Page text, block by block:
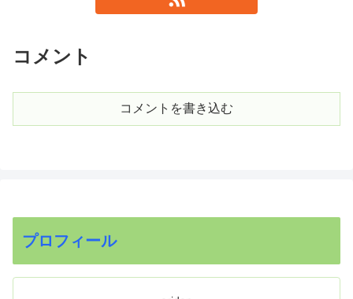
コメント
コメントを書き込む
プロフィール